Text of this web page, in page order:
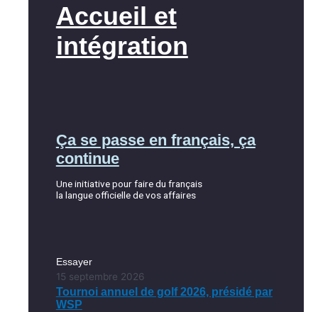
Accueil et
intégration
Ça se passe en français, ça
continue
Une initiative pour faire du français
la langue officielle de vos affaires
Essayer
15 septembre 2026
Tournoi annuel de golf 2026, présidé par
WSP